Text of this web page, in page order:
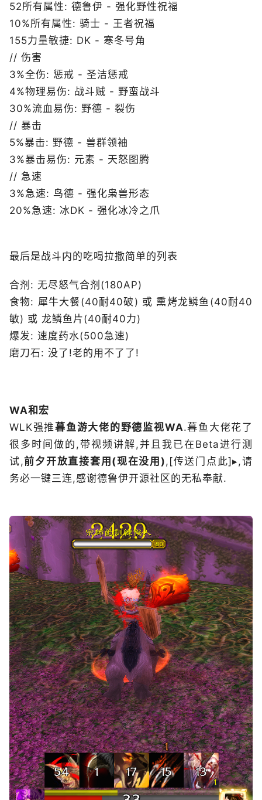
52所有属性: 德鲁伊 - 强化野性祝福
10%所有属性: 骑士 - 王者祝福
155力量敏捷: DK - 寒冬号角
// 伤害
3%全伤: 惩戒 - 圣洁惩戒
4%物理易伤: 战斗贼 - 野蛮战斗
30%流血易伤: 野德 - 裂伤
// 暴击
5%暴击: 野德 - 兽群领袖
3%暴击易伤: 元素 - 天怒图腾
// 急速
3%急速: 鸟德 - 强化枭兽形态
20%急速: 冰DK - 强化冰冷之爪
最后是战斗内的吃喝拉撒简单的列表
合剂: 无尽怒气合剂(180AP)
食物: 犀牛大餐(40耐40破) 或 熏烤龙鳞鱼(40耐40
敏) 或 龙鳞鱼片(40耐40力)
爆发: 速度药水(500急速)
磨刀石: 没了!老的用不了了!
WA和宏
WLK强推暮鱼游大佬的野德监视WA.暮鱼大佬花了
很多时间做的,带视频讲解,并且我已在Beta进行测
试,前夕开放直接套用(现在没用),[传送门点此]▸,请
务必一键三连,感谢德鲁伊开源社区的无私奉献.